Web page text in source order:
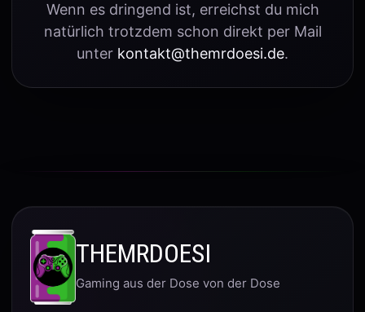
Wenn es dringend ist, erreichst du mich
natürlich trotzdem schon direkt per Mail
unter kontakt@themrdoesi.de.
THEMRDOESI
Gaming aus der Dose von der Dose